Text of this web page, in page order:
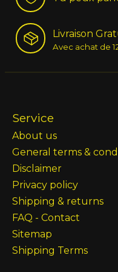
Livraison
Avec achat de
Service
About us
General terms &
Disclaimer
Privacy policy
Shipping & returns
FAQ - Contact
Sitemap
Shipping Terms